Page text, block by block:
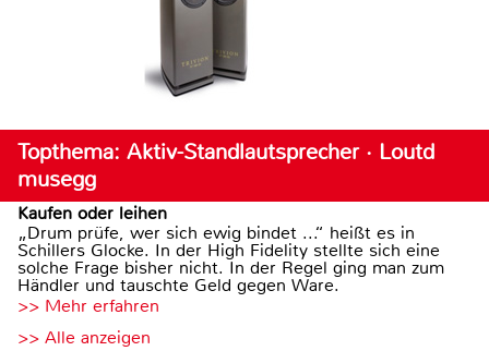
Topthema: Aktiv-Standlautsprecher · Loutd
musegg
Kaufen oder leihen
„Drum prüfe, wer sich ewig bindet ...“ heißt es in
Schillers Glocke. In der High Fidelity stellte sich eine
solche Frage bisher nicht. In der Regel ging man zum
Händler und tauschte Geld gegen Ware.
>> Mehr erfahren
>> Alle anzeigen